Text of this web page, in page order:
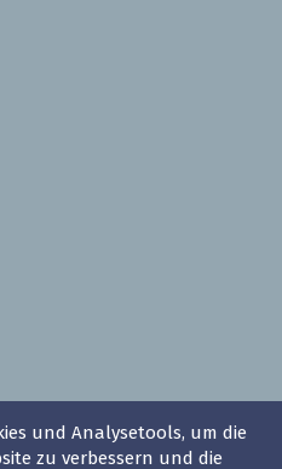
und Analysetools, um die
zu verbessern und die